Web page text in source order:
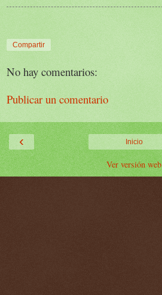
Compartir
No hay comentarios:
Publicar un comentario
‹ Inicio
Ver versión web